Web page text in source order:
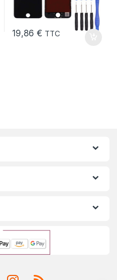
19,86€ TTC